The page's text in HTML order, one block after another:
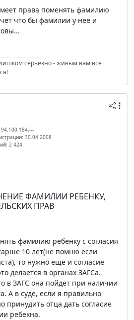
права поменять фамилию
что бы фамилии у нее и
серьезно - живым вам все
30.04.2008
2 424
ФАМИЛИИ РЕБЕНКУ,
ПРАВ
фамилию ребенку с согласия
10 лет(не помню если
то нужно еще и согласие
делается в органах ЗАГСа.
в ЗАГС она пойдет при наличии
А в суде, если я правильно
отца дать согласие
ребекна.